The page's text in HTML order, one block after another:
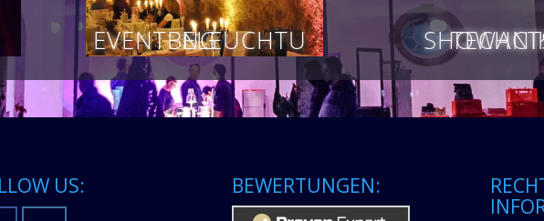
EVENTBELEUCHTUNG SHOWACTS &
US: BEWERTUNGEN: